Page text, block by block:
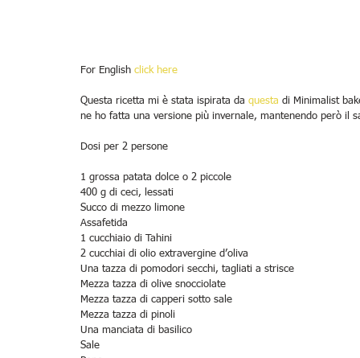
For English click here
Questa ricetta mi è stata ispirata da questa di Minimalist
ne ho fatta una versione più invernale, mantenendo però il
Dosi per 2 persone
1 grossa patata dolce o 2 piccole
400 g di ceci, lessati
Succo di mezzo limone
Assafetida
1 cucchiaio di Tahini
2 cucchiai di olio extravergine d’oliva
Una tazza di pomodori secchi, tagliati a strisce
Mezza tazza di olive snocciolate
Mezza tazza di capperi sotto sale
Mezza tazza di pinoli
Una manciata di basilico
Sale